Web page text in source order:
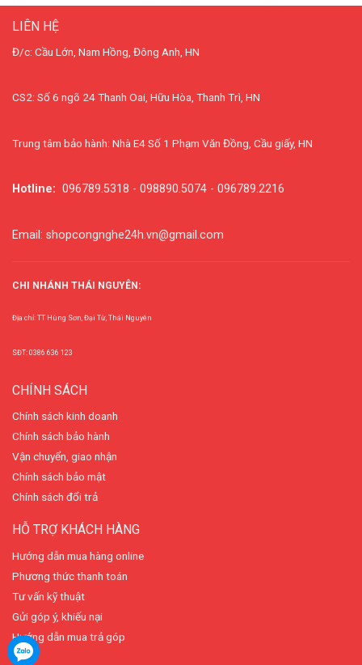
LIÊN HỆ
Đ/c: Cầu Lớn, Nam Hồng, Đông Anh, HN
CS2: Số 6 ngõ 24 Thanh Oai, Hữu Hòa, Thanh Trì, HN
Trung tâm bảo hành: Nhà E4 Số 1 Phạm Văn Đồng, Cầu giấy, HN
Hotline: 096789.5318 - 098890.5074 - 096789.2216
Email: shopcongnghe24h.vn@gmail.com
CHI NHÁNH THÁI NGUYÊN:
Địa chỉ: TT Hùng Sơn, Đại Từ, Thái Nguyên
SĐT: 0386 636 123
CHÍNH SÁCH
Chính sách kinh doanh
Chính sách bảo hành
Vận chuyển, giao nhận
Chính sách bảo mật
Chính sách đổi trả
HỖ TRỢ KHÁCH HÀNG
Hướng dẫn mua hàng online
Phương thức thanh toán
Tư vấn kỹ thuật
Gửi góp ý, khiếu nại
Hướng dẫn mua trả góp